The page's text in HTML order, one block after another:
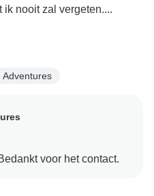
ik nooit zal vergeten....
Adventures